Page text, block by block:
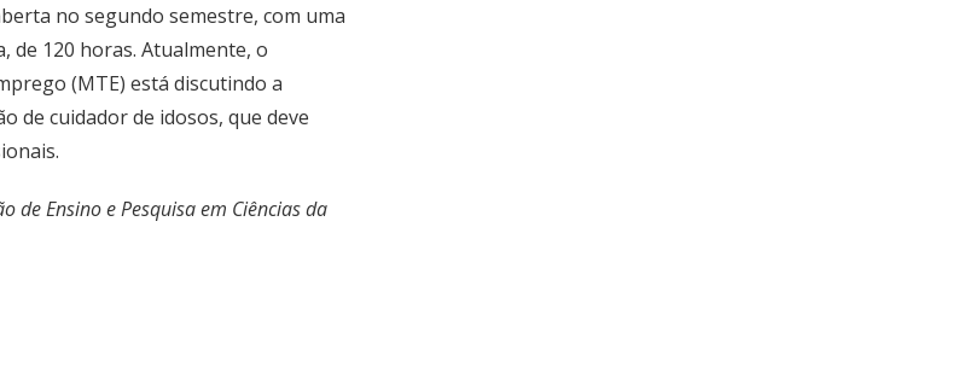
no segundo semestre, com uma
de 120 horas. Atualmente, o
(MTE) está discutindo a
de cuidador de idosos, que deve
de Ensino e Pesquisa em Ciências da